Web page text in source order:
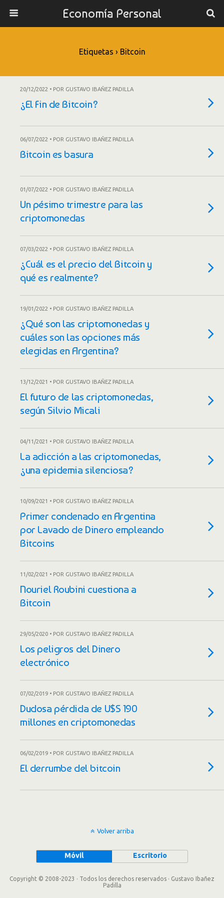
Economía Personal
Etiquetas › Bitcoin
20/12/2022 • POR GUSTAVO IBAÑEZ PADILLA
¿El Fin de Bitcoin?
06/07/2022 • POR GUSTAVO IBAÑEZ PADILLA
Bitcoin es basura
01/07/2022 • POR GUSTAVO IBAÑEZ PADILLA
Un pésimo trimestre para las
criptomonedas
07/03/2022 • POR GUSTAVO IBAÑEZ PADILLA
¿Cuál es el precio del Bitcoin y
qué es realmente?
19/01/2022 • POR GUSTAVO IBAÑEZ PADILLA
¿Qué son las criptomonedas y
cuáles son las opciones más
elegidas en Argentina?
13/12/2021 • POR GUSTAVO IBAÑEZ PADILLA
El futuro de las criptomonedas,
según Silvio Micali
04/11/2021 • POR GUSTAVO IBAÑEZ PADILLA
La adicción a las criptomonedas,
¿una epidemia silenciosa?
10/09/2021 • POR GUSTAVO IBAÑEZ PADILLA
Primer condenado en Argentina
por Lavado de Dinero empleando
Bitcoins
11/02/2021 • POR GUSTAVO IBAÑEZ PADILLA
Nouriel Roubini cuestiona a
Bitcoin
29/05/2020 • POR GUSTAVO IBAÑEZ PADILLA
Los peligros del Dinero
electrónico
07/02/2019 • POR GUSTAVO IBAÑEZ PADILLA
Dudosa pérdida de U$S 190
millones en criptomonedas
06/02/2019 • POR GUSTAVO IBAÑEZ PADILLA
El derrumbe del bitcoin
Volver arriba
Móvil Escritorio
Copyright © 2008-2023 · Todos los derechos reservados · Gustavo Ibañez
Padilla